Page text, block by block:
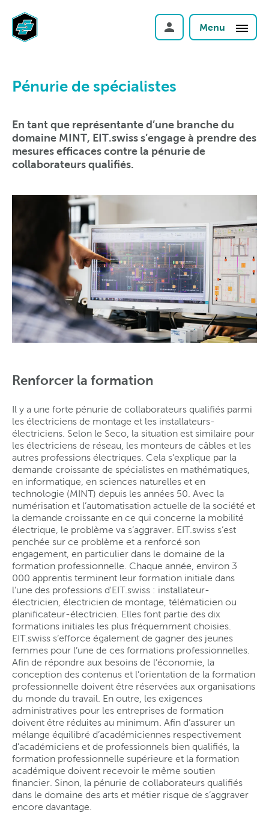
Menu
Pénurie de spécialistes
En tant que représentante d’une branche du
domaine MINT, EIT.swiss s’engage à prendre des
mesures efficaces contre la pénurie de
collaborateurs qualifiés.
Renforcer la formation
Il y a une forte pénurie de collaborateurs qualifiés parmi
les électriciens de montage et les installateurs-
électriciens. Selon le Seco, la situation est similaire pour
les électriciens de réseau, les monteurs de câbles et les
autres professions électriques. Cela s’explique par la
demande croissante de spécialistes en mathématiques,
en informatique, en sciences naturelles et en
technologie (MINT) depuis les années 50. Avec la
numérisation et l’automatisation actuelle de la société et
la demande croissante en ce qui concerne la mobilité
électrique, le problème va s’aggraver. EIT.swiss s’est
penchée sur ce problème et a renforcé son
engagement, en particulier dans le domaine de la
formation professionnelle. Chaque année, environ 3
000 apprentis terminent leur formation initiale dans
l’une des professions d'EIT.swiss : installateur-
électricien, électricien de montage, télématicien ou
planificateur-électricien. Elles font partie des dix
formations initiales les plus fréquemment choisies.
EIT.swiss s’efforce également de gagner des jeunes
femmes pour l’une de ces formations professionnelles.
Afin de répondre aux besoins de l’économie, la
conception des contenus et l’orientation de la formation
professionnelle doivent être réservées aux organisations
du monde du travail. En outre, les exigences
administratives pour les entreprises de formation
doivent être réduites au minimum. Afin d’assurer un
mélange équilibré d’académiciennes respectivement
d’académiciens et de professionnels bien qualifiés, la
formation professionnelle supérieure et la formation
académique doivent recevoir le même soutien
financier. Sinon, la pénurie de collaborateurs qualifiés
dans le domaine des arts et métier risque de s’aggraver
encore davantage.